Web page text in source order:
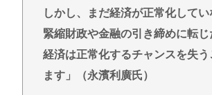
しかし、まだ経済が正常化してい
緊縮財政や金融の引き締めに転
経済は正常化するチャンスを失う
ます」（永濱利廣氏）